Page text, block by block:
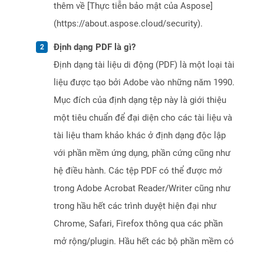
thêm về [Thực tiễn bảo mật của Aspose]
(https://about.aspose.cloud/security).
Định dạng PDF là gì?
Định dạng tài liệu di động (PDF) là một loại tài
liệu được tạo bởi Adobe vào những năm 1990.
Mục đích của định dạng tệp này là giới thiệu
một tiêu chuẩn để đại diện cho các tài liệu và
tài liệu tham khảo khác ở định dạng độc lập
với phần mềm ứng dụng, phần cứng cũng như
hệ điều hành. Các tệp PDF có thể được mở
trong Adobe Acrobat Reader/Writer cũng như
trong hầu hết các trình duyệt hiện đại như
Chrome, Safari, Firefox thông qua các phần
mở rộng/plugin. Hầu hết các bộ phần mềm có